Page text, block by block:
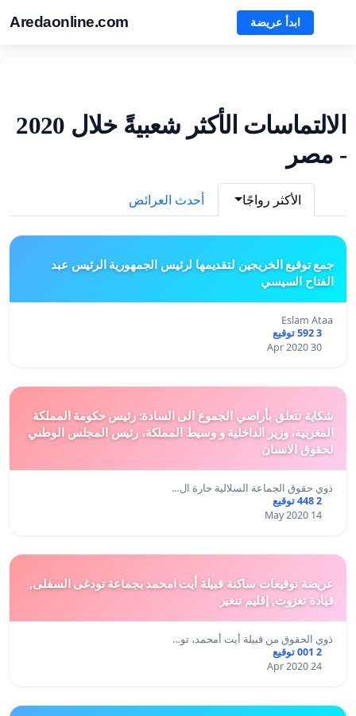
Aredaonline.com ابدأ عريضة
الالتماسات الأكثر شعبيةً خلال 2020
- مصر
الأكثر رواجًا أحدث العرائض
جمع توقيع الخريجين لتقديمها لرئيس الجمهورية الرئيس عبد
الفتاح السيسي
Eslam Ataa
3 592 توقيع
30 Apr 2020
شكاية تتعلق بأراضي الجموع الى السادة: رئيس حكومة المملكة
المغربية، وزير الداخلية و وسيط المملكة، رئيس المجلس الوطني
لحقوق الانسان
ذوي حقوق الجماعة السلالية حارة ال…
2 448 توقيع
14 May 2020
عريضة توقيعات ساكنة قبيلة أيت امحمد بجماعة تودغى السفلى,
قيادة تغزوت, إقليم تنغير
ذوي الحقوق من قبيلة أيت أمحمد، تو…
2 001 توقيع
24 Apr 2020